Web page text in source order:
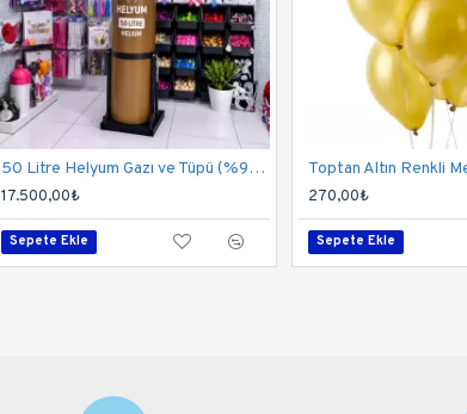
50 Litre Helyum Gazı ve Tüpü (%99,9 Saflık) | 800-900 Balon Kapasitesi
17.500,00₺
Sepete Ekle
270,00₺
Sepete Ekle